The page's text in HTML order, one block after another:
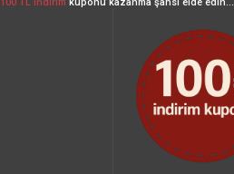
100 TL indirim kuponu kazanma şansı elde edin...